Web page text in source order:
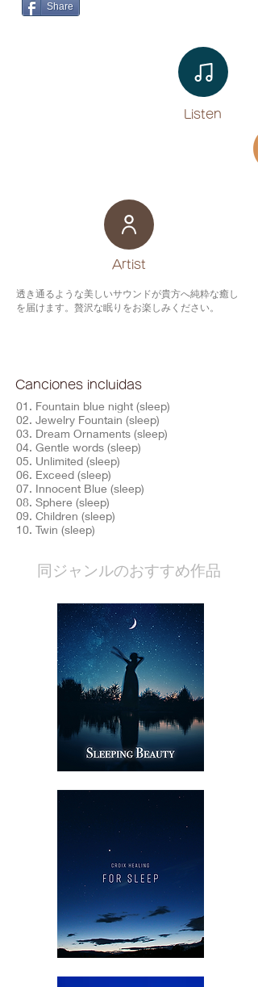
Share
Listen​
​Artist
透き通るような美しいサウンドが貴方へ純粋な癒し
を届けます。贅沢な眠りをお楽しみください。
Canciones incluidas
01. Fountain blue night (sleep)
02. Jewelry Fountain (sleep)
03. Dream Ornaments (sleep)
04. Gentle words (sleep)
05. Unlimited (sleep)
06. Exceed (sleep)
07. Innocent Blue (sleep)
08. Sphere (sleep)
09. Children (sleep)
10. Twin (sleep)
​同ジャンルのおすすめ作品